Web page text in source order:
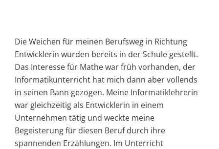
Die Weichen für meinen Berufsweg in Richtung
Entwicklerin wurden bereits in der Schule gestellt.
Das Interesse für Mathe war früh vorhanden, der
Informatikunterricht hat mich dann aber vollends
in seinen Bann gezogen. Meine Informatiklehrerin
war gleichzeitig als Entwicklerin in einem
Unternehmen tätig und weckte meine
Begeisterung für diesen Beruf durch ihre
spannenden Erzählungen. Im Unterricht